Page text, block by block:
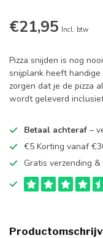
€21,95 Incl. btw
Pizza snijden is nog
snijplank heeft
zorgen dat je de pizza
wordt geleverd
Betaal achteraf –
€5 Korting vanaf
Gratis verzending